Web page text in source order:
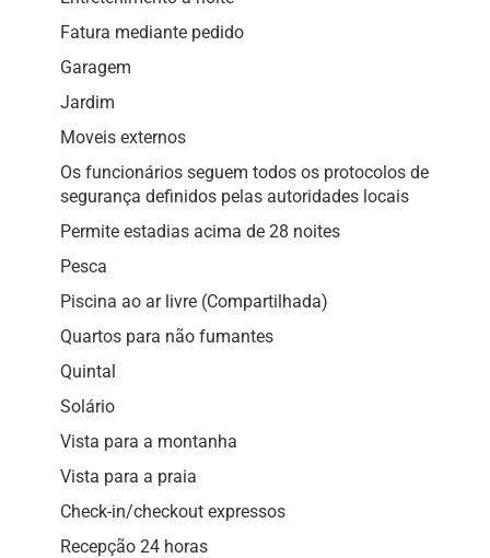
Fatura mediante pedido
Garagem
Jardim
Moveis externos
Os funcionários seguem todos os protocolos de
segurança definidos pelas autoridades locais
Permite estadias acima de 28 noites
Pesca
Piscina ao ar livre (Compartilhada)
Quartos para não fumantes
Quintal
Solário
Vista para a montanha
Vista para a praia
Check-in/checkout expressos
Recepção 24 horas